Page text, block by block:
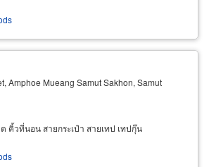
Amphoe Mueang Samut Sakhon, Samut
คิ้วที่นอน สายกระเป๋า สายเทป เทปกุ๊น